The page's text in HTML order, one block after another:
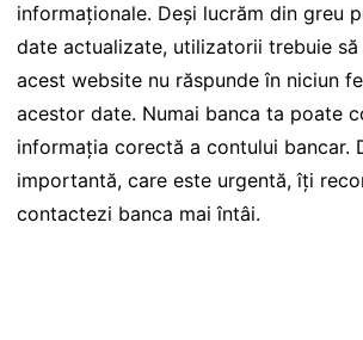
informaționale. Deși lucrăm din greu
date actualizate, utilizatorii trebuie
acest website nu răspunde în niciun
acestor date. Numai banca ta poate
informația corectă a contului bancar.
importantă, care este urgentă, îți
contactezi banca mai întâi.